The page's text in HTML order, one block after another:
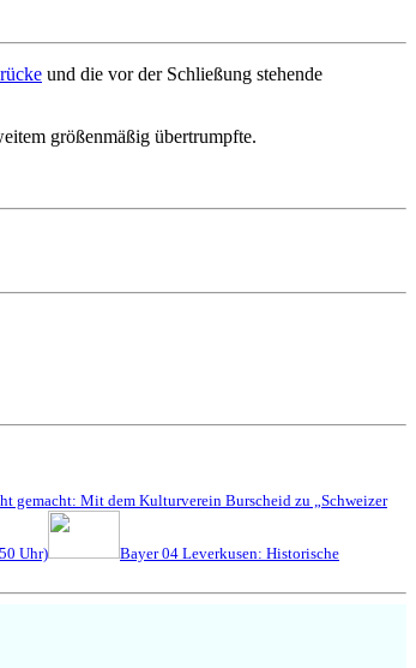
und die vor der Schließung stehende
größenmäßig übertrumpfte.
gemacht: Mit dem Kulturverein Burscheid zu „Schweizer
Uhr)
Bayer 04 Leverkusen: Historische